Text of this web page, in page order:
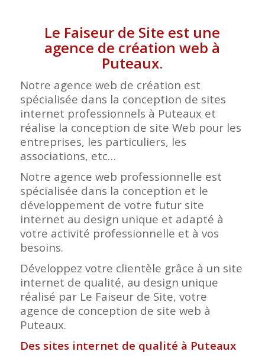
Le Faiseur de Site est une
agence de création web à
Puteaux.
Notre agence web de création est
spécialisée dans la conception de sites
internet professionnels à Puteaux et
réalise la conception de site Web pour les
entreprises, les particuliers, les
associations, etc…
Notre agence web professionnelle est
spécialisée dans la conception et le
développement de votre futur site
internet au design unique et adapté à
votre activité professionnelle et à vos
besoins.
Développez votre clientèle grâce à un site
internet de qualité, au design unique
réalisé par Le Faiseur de Site, votre
agence de conception de site web à
Puteaux.
Des sites internet de qualité à Puteaux